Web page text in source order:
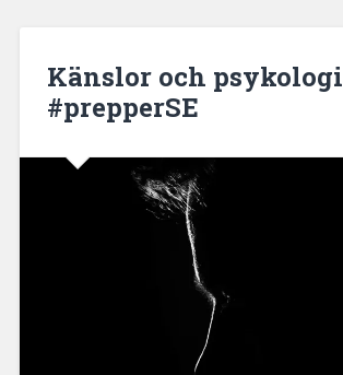
Känslor och psykologi
#prepperSE